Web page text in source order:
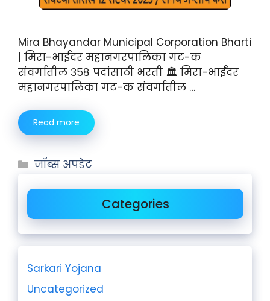
Mira Bhayandar Municipal Corporation Bharti
| मिरा-भाईंदर महानगरपालिका गट-क
संवर्गातील ३५८ पदांसाठी भरती 🏛️ मिरा-भाईंदर
महानगरपालिका गट-क संवर्गातील …
Read more
जॉब्स अपडेट
Categories
Sarkari Yojana
Uncategorized